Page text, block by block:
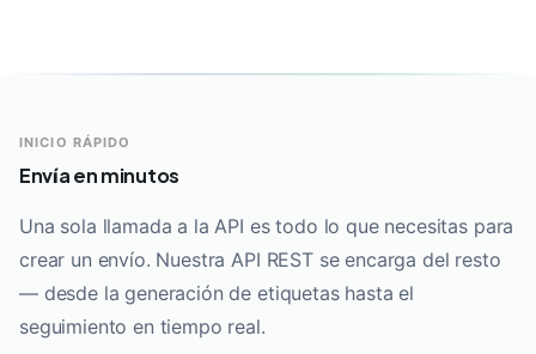
INICIO RÁPIDO
Envía en minutos
Una sola llamada a la API es todo lo que necesitas para
crear un envío. Nuestra API REST se encarga del resto
— desde la generación de etiquetas hasta el
seguimiento en tiempo real.